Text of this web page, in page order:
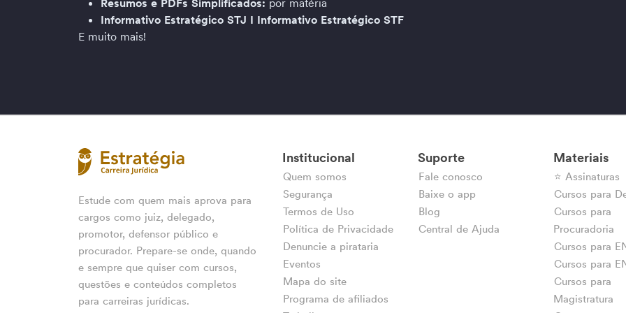
Resumos e PDFs Simplificados: por matéria
Informativo Estratégico STJ I Informativo Estratégico STF
E muito mais!
Estude com quem mais aprova para
cargos como juiz, delegado,
promotor, defensor público e
procurador. Prepare-se onde, quando
e sempre que quiser com cursos,
questões e conteúdos completos
para carreiras jurídicas.
Institucional
Quem somos
Segurança
Termos de Uso
Política de Privacidade
Denuncie a pirataria
Eventos
Mapa do site
Programa de afiliados
Suporte
Fale conosco
Baixe o app
Blog
Central de Ajuda
Materiais
⭐ Assinaturas
Cursos para
Cursos para
Procuradoria
Cursos para
Cursos para
Cursos para
Magistratura